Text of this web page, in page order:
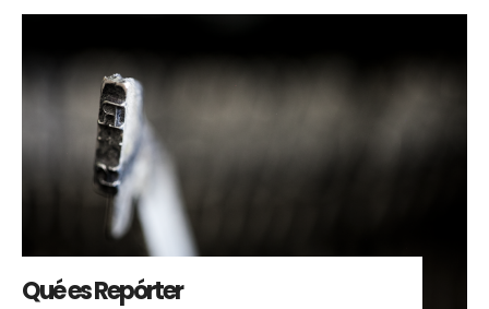
Qué es Repórter